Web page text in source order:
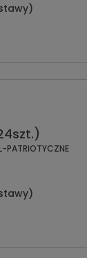
PATRIOTYCZNE